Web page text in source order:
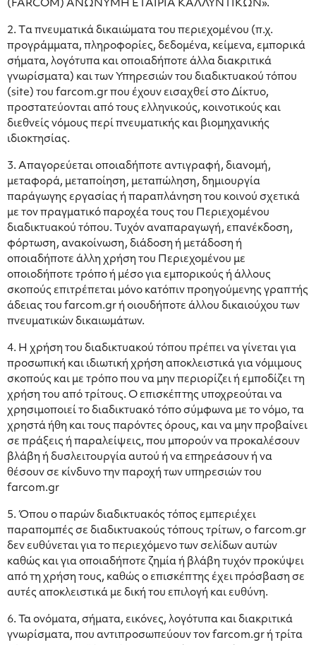
(FARCOM) ΑΝΩΝΥΜΗ ΕΤΑΙΡΙΑ ΚΑΛΛΥΝΤΙΚΩΝ».
2. Tα πνευματικά δικαιώματα του περιεχομένου (π.χ.
προγράμματα, πληροφορίες, δεδομένα, κείμενα, εμπορικά
σήματα, λογότυπα και οποιαδήποτε άλλα διακριτικά
γνωρίσματα) και των Υπηρεσιών του διαδικτυακού τόπου
(site) του farcom.gr που έχουν εισαχθεί στο Δίκτυο,
προστατεύονται από τους ελληνικούς, κοινοτικούς και
διεθνείς νόμους περί πνευματικής και βιομηχανικής
ιδιοκτησίας.
3. Απαγορεύεται οποιαδήποτε αντιγραφή, διανομή,
μεταφορά, μεταποίηση, μεταπώληση, δημιουργία
παράγωγης εργασίας ή παραπλάνηση του κοινού σχετικά
με τον πραγματικό παροχέα τους του Περιεχομένου
διαδικτυακού τόπου. Τυχόν αναπαραγωγή, επανέκδοση,
φόρτωση, ανακοίνωση, διάδοση ή μετάδοση ή
οποιαδήποτε άλλη χρήση του Περιεχομένου με
οποιοδήποτε τρόπο ή μέσο για εμπορικούς ή άλλους
σκοπούς επιτρέπεται μόνο κατόπιν προηγούμενης γραπτής
άδειας του farcom.gr ή οιουδήποτε άλλου δικαιούχου των
πνευματικών δικαιωμάτων.
4. Η χρήση του διαδικτυακού τόπου πρέπει να γίνεται για
προσωπική και ιδιωτική χρήση αποκλειστικά για νόμιμους
σκοπούς και με τρόπο που να μην περιορίζει ή εμποδίζει τη
χρήση του από τρίτους. Ο επισκέπτης υποχρεούται να
χρησιμοποιεί το διαδικτυακό τόπο σύμφωνα με το νόμο, τα
χρηστά ήθη και τους παρόντες όρους, και να μην προβαίνει
σε πράξεις ή παραλείψεις, που μπορούν να προκαλέσουν
βλάβη ή δυσλειτουργία αυτού ή να επηρεάσουν ή να
θέσουν σε κίνδυνο την παροχή των υπηρεσιών του
farcom.gr
5. Όπου ο παρών διαδικτυακός τόπος εμπεριέχει
παραπομπές σε διαδικτυακούς τόπους τρίτων, o farcom.gr
δεν ευθύνεται για το περιεχόμενο των σελίδων αυτών
καθώς και για οποιαδήποτε ζημία ή βλάβη τυχόν προκύψει
από τη χρήση τους, καθώς ο επισκέπτης έχει πρόσβαση σε
αυτές αποκλειστικά με δική του επιλογή και ευθύνη.
6. Τα ονόματα, σήματα, εικόνες, λογότυπα και διακριτικά
γνωρίσματα, που αντιπροσωπεύουν τον farcom.gr ή τρίτα